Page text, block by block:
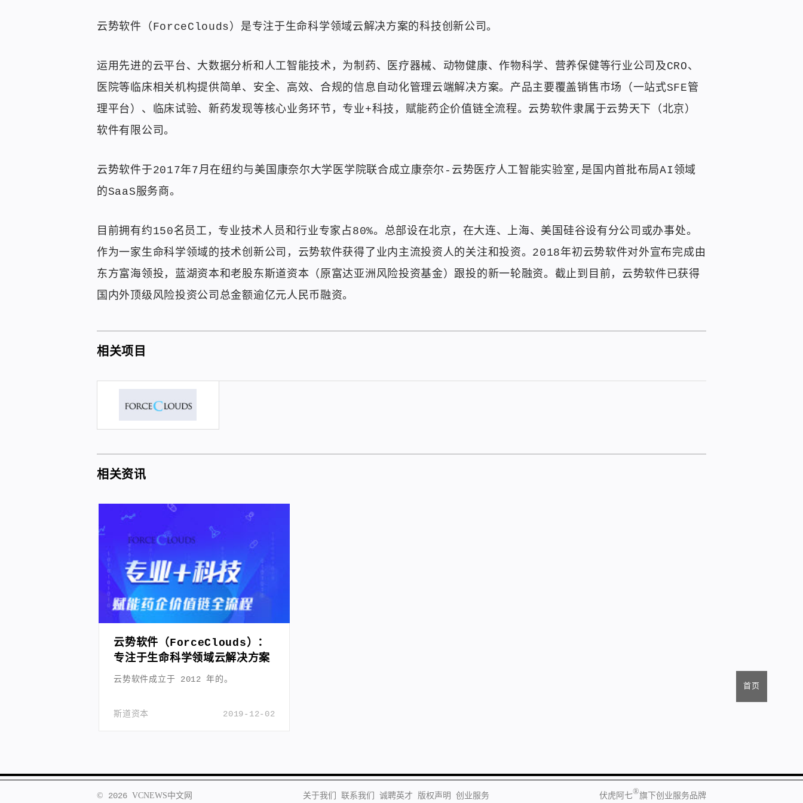
云势软件（ForceClouds）是专注于生命科学领域云解决方案的科技创新公司。
运用先进的云平台、大数据分析和人工智能技术，为制药、医疗器械、动物健康、作物科学、营养保健等行业公司及CRO、
医院等临床相关机构提供简单、安全、高效、合规的信息自动化管理云端解决方案。产品主要覆盖销售市场（一站式SFE管
理平台）、临床试验、新药发现等核心业务环节，专业+科技，赋能药企价值链全流程。云势软件隶属于云势天下（北京）
软件有限公司。
云势软件于2017年7月在纽约与美国康奈尔大学医学院联合成立康奈尔-云势医疗人工智能实验室,是国内首批布局AI领域
的SaaS服务商。
目前拥有约150名员工，专业技术人员和行业专家占80%。总部设在北京，在大连、上海、美国硅谷设有分公司或办事处。
作为一家生命科学领域的技术创新公司，云势软件获得了业内主流投资人的关注和投资。2018年初云势软件对外宣布完成由
东方富海领投，蓝湖资本和老股东斯道资本（原富达亚洲风险投资基金）跟投的新一轮融资。截止到目前，云势软件已获得
国内外顶级风险投资公司总金额逾亿元人民币融资。
相关项目
相关资讯
云势软件（ForceClouds）：
专注于生命科学领域云解决方案
云势软件成立于 2012 年的。
2019-12-02
斯道资本
© 2026 VCNEWS中文网 伏虎阿七®旗下创业服务品牌
关于我们 联系我们 诚聘英才 版权声明 创业服务
首页